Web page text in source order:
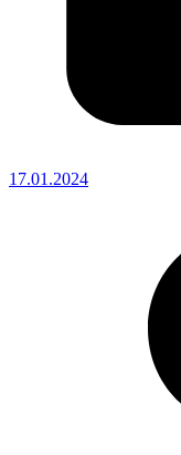
17.01.2024